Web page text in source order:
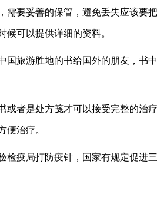
要妥善的保管，避免丢失应该要
可以提供详细的资料。
国旅游胜地的书给国外的朋友，书
者是处方笺才可以接受完整的治
治疗。
检疫局打防疫针，国家有规定促进